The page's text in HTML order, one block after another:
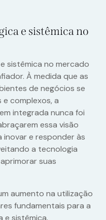
e sistêmica no
sistêmica no mercado
À medida que as
de negócios se
complexos, a
integrada nunca foi
essa visão
e responder às
a tecnologia
suas
aumento na utilização
fundamentais para a
e sistêmica.